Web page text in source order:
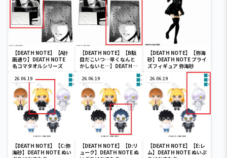
【DEATH NOTE】【A計
画通り】DEATH NOTE
名コマタオルシリーズ
【DEATH NOTE】【B駄
目だこいつ…早くなんと
かしないと…】DEATH
リーズ
【DEATH NOTE】【弥海
砂】DEATH NOTE プライ
ズフィギュア 弥海砂
26.06.19
【DEATH NOTE】【C:弥
海砂】DEATH NOTE ぬい
26.06.19
【DEATH NOTE】【D:リ
ューク】DEATH NOTE ぬ
26.06.19
【DEATH NOTE】【E:レ
ム】DEATH NOTE ぬいぷ